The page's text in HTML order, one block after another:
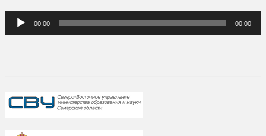
Аудиоплеер
00:00 00:00